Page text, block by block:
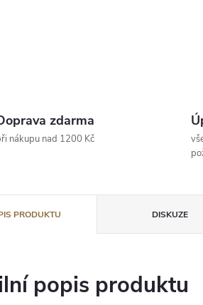
zdarma
nákupu nad 1200 Kč
PRODUKTU DISKUZE
popis produktu